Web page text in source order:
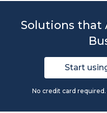
Solutions that
Start
No credit card